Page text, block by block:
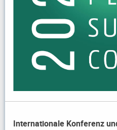
Internationale Konferenz